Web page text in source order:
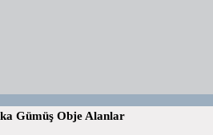
Gümüş Obje Alanlar